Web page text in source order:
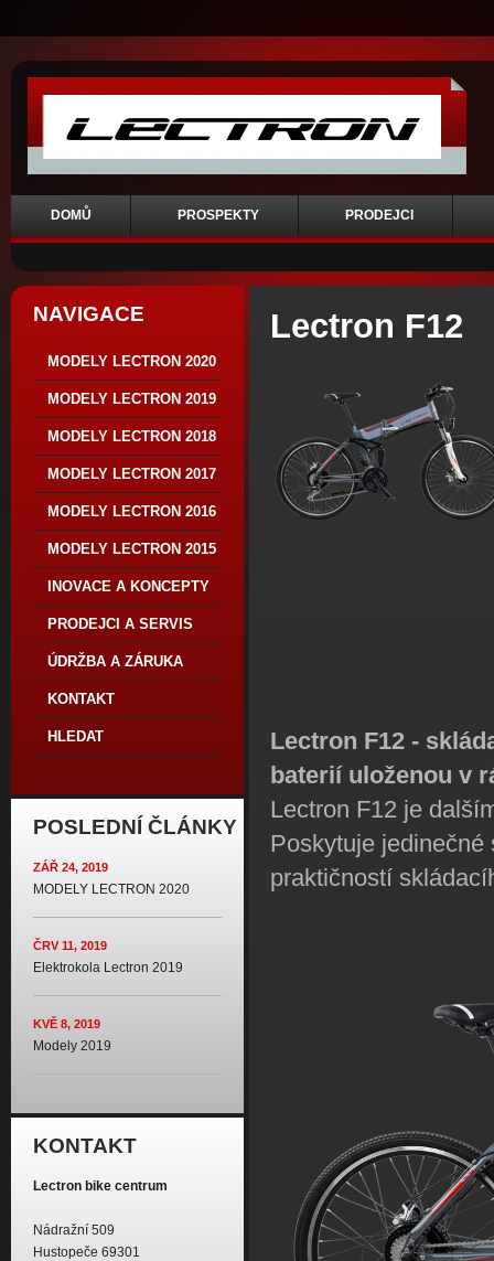
DOMŮ PROSPEKTY PRODEJCI
NAVIGACE
MODELY LECTRON 2020
MODELY LECTRON 2019
MODELY LECTRON 2018
MODELY LECTRON 2017
MODELY LECTRON 2016
MODELY LECTRON 2015
INOVACE A KONCEPTY
PRODEJCI A SERVIS
ÚDRŽBA A ZÁRUKA
KONTAKT
HLEDAT
POSLEDNÍ ČLÁNKY
ZÁŘ 24, 2019
MODELY LECTRON 2020
ČRV 11, 2019
Elektrokola Lectron 2019
KVĚ 8, 2019
Modely 2019
KONTAKT
Lectron bike centrum
Nádražní 509
Hustopeče 69301
Lectron F12
Lectron F12 -
baterií uloženou v
Lectron F12 je
Poskytuje
praktičností